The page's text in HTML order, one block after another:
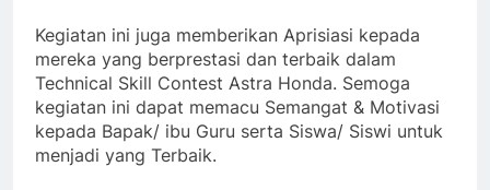
Kegiatan ini juga memberikan Aprisiasi kepada
mereka yang berprestasi dan terbaik dalam
Technical Skill Contest Astra Honda. Semoga
kegiatan ini dapat memacu Semangat & Motivasi
kepada Bapak/ ibu Guru serta Siswa/ Siswi untuk
menjadi yang Terbaik.